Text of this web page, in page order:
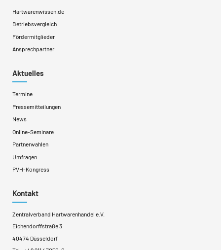
Hartwarenwissen.de
Betriebsvergleich
Fördermitglieder
Ansprechpartner
Aktuelles
Termine
Pressemitteilungen
News
Online-Seminare
Partnerwahlen
Umfragen
PVH-Kongress
Kontakt
Zentralverband Hartwarenhandel e.V.
Eichendorffstraße 3
40474 Düsseldorf